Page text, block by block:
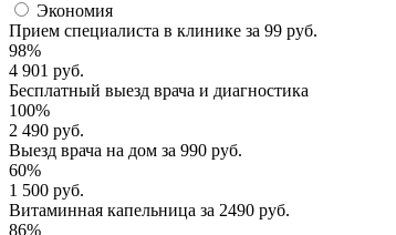
Экономия
Прием специалиста в клинике за 99 руб.
98%
4 901 руб.
Бесплатный выезд врача и диагностика
100%
2 490 руб.
Выезд врача на дом за 990 руб.
60%
1 500 руб.
Витаминная капельница за 2490 руб.
86%